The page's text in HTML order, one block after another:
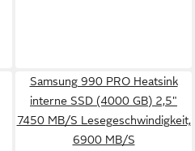
Samsung 990 PRO Heatsink
interne SSD (4000 GB) 2,5"
7450 MB/S Lesegeschwindigkeit,
6900 MB/S